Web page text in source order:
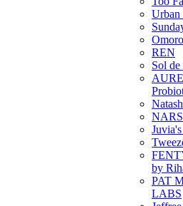
Urban
REN
Sol de
NARS
by
PAT
LABS